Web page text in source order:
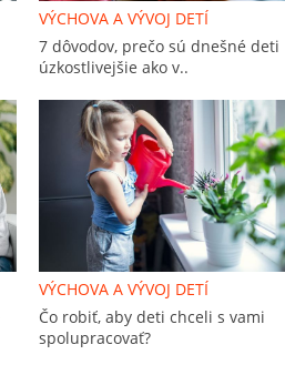
VÝCHOVA A VÝVOJ DETÍ
7 dôvodov, prečo sú dnešné deti
úzkostlivejšie ako v..
VÝCHOVA A VÝVOJ DETÍ
Čo robiť, aby deti chceli s vami
spolupracovať?